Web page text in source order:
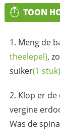
TOON
Meng de
theelepel),
suiker(1 stuk)
Klop er de
vergine
Was de